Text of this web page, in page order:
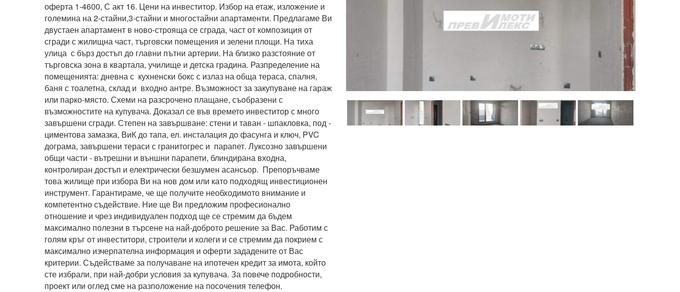
оферта 1-4600, С акт 16. Цени на инвеститор. Избор на етаж, изложение и
големина на 2-стайни,3-стайни и многостайни апартаменти. Предлагаме Ви
двустаен апартамент в ново-строяща се сграда, част от композиция от
сгради с жилищна част, търговски помещения и зелени площи. На тиха
улица  с бърз достъп до главни пътни артерии. На близко разстояние от
търговска зона в квартала, училище и детска градина. Разпределение на
помещенията: дневна с  кухненски бокс с излаз на обща тераса, спалня,
баня с тоалетна, склад и  входно антре. Възможност за закупуване на гараж
или парко-място. Схеми на разсрочено плащане, съобразени с
възможностите на купувача. Доказал се във времето инвеститор с много
завършени сгради. Степен на завършване: стени и таван - шпакловка, под -
циментова замазка, ВиК до тапа, ел. инсталация до фасунга и ключ, PVC
дограма, завършени тераси с гранитогрес и  парапет. Луксозно завършени
общи части - вътрешни и външни парапети, блиндирана входна,
контролиран достъп и електрически безшумен асансьор.  Препоръчваме
това жилище при избора Ви на нов дом или като подходящ инвестиционен
инструмент. Гарантираме, че ще получите необходимото внимание и
компетентно съдействие. Ние ще Ви предложим професионално
отношение и чрез индивидуален подход ще се стремим да бъдем
максимално полезни в търсене на най-доброто решение за Вас. Работим с
голям кръг от инвеститори, строители и колеги и се стремим да покрием с
максимално изчерпателна информация и оферти зададените от Вас
критерии. Съдействаме за получаване на ипотечен кредит за имота, който
сте избрали, при най-добри условия за купувача. За повече подробности,
проект или оглед сме на разположение на посочения телефон.